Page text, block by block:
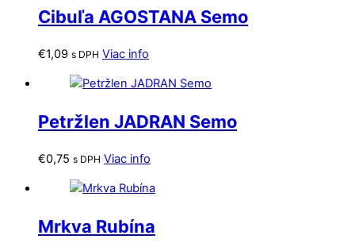
Cibuľa AGOSTANA Semo
€1,09 s DPH Viac info
Petržlen JADRAN Semo
€0,75 s DPH Viac info
Mrkva Rubína